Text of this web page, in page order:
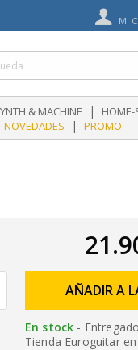
MI
& MACHINE | HOME-
NOVEDADES | PROMO
AÑADIR A
En stock -
Tienda Euroguitar